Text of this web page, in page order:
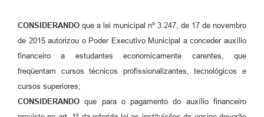
CONSIDERANDO que a lei municipal nº 3.247, de 17 de novembro
de 2015 autorizou o Poder Executivo Municipal a conceder auxílio
financeiro a estudantes economicamente carentes, que
freqüentam cursos técnicos profissionalizantes, tecnológicos e
cursos superiores;
CONSIDERANDOque para o pagamento do auxílio financeiro